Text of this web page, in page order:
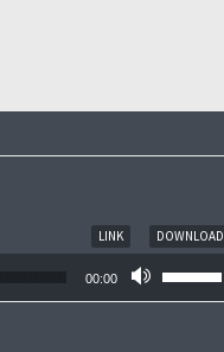
DOWNLOAD
LINK
00:00